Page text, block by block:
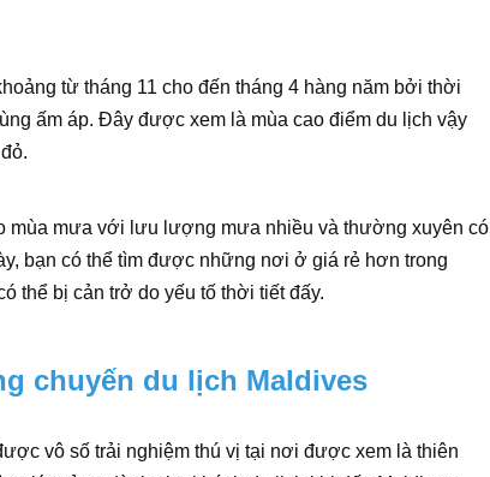
từ tháng 11 cho đến tháng 4 hàng năm bởi thời
ấm áp. Đây được xem là mùa cao điểm du lịch vậy
mùa mưa với lưu lượng mưa nhiều và thường xuyên có
bạn có thể tìm được những nơi ở giá rẻ hơn trong
thể bị cản trở do yếu tố thời tiết đấy.
chuyến du lịch Maldives
vô số trải nghiệm thú vị tại nơi được xem là thiên